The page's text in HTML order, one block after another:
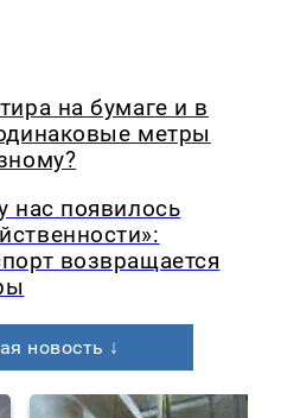
на бумаге и в
метры
нас появилось
возвращается
новость ↓